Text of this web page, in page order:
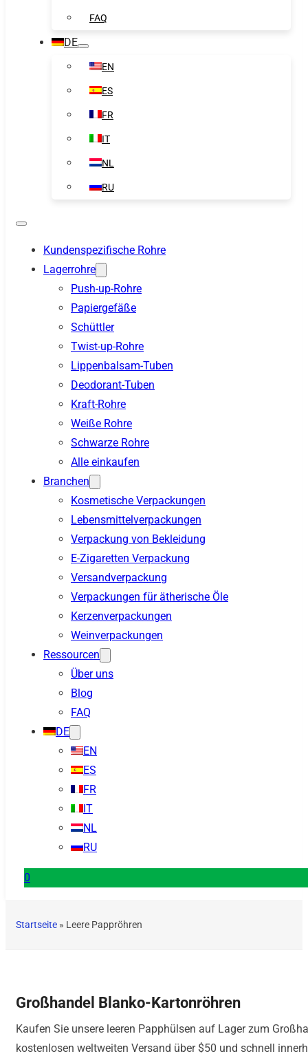
FAQ
DE
EN
ES
FR
IT
NL
RU
Kundenspezifische Rohre
Lagerrohre
Push-up-Rohre
Papiergefäße
Schüttler
Twist-up-Rohre
Lippenbalsam-Tuben
Deodorant-Tuben
Kraft-Rohre
Weiße Rohre
Schwarze Rohre
Alle einkaufen
Branchen
Kosmetische Verpackungen
Lebensmittelverpackungen
Verpackung von Bekleidung
E-Zigaretten Verpackung
Versandverpackung
Verpackungen für ätherische Öle
Kerzenverpackungen
Weinverpackungen
Ressourcen
Über uns
Blog
FAQ
DE
EN
ES
FR
IT
NL
RU
0
Startseite » Leere Pappröhren
Großhandel Blanko-Kartonröhren
Kaufen Sie unsere leeren Papphülsen auf Lager zum
kostenlosen weltweiten Versand über $50 und schnell